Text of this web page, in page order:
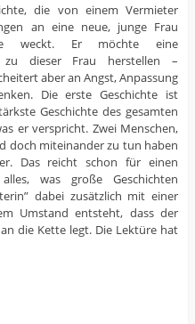
die von einem Vermieter
an eine neue, junge Frau
weckt. Er möchte eine
zu dieser Frau herstellen –
aber an Angst, Anpassung
Die erste Geschichte ist
Geschichte des gesamten
er verspricht. Zwei Menschen,
doch miteinander zu tun haben
Das reicht schon für einen
was große Geschichten
dabei zusätzlich mit einer
Umstand entsteht, dass der
die Kette legt. Die Lektüre hat